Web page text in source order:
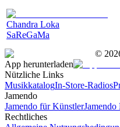
Chandra Loka
SaReGaMa
©
App herunterladen
Nützliche Links
MusikkatalogIn-Store-Radios
Jamendo
Jamendo für KünstlerJamendo
Rechtliches